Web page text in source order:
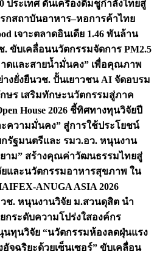
ประเทศ ดันเครื่องดื่มชูกำลังไทยสู่
กสถาบันอาหาร–หอการค้าไทย
เจาะตลาดอินเดีย 1.46 พันล้าน
ขับเคลื่อนนวัตกรรมจัดการ PM2.5
ดและสายน้ำมั่นคง” เพื่อคุณภาพ
งยั่งยืนวช. ปั้นเยาวชน AI จัดอบรม
ษร เสริมทักษะนวัตกรรมสู่ภาค
House 2026 ชี้ทิศทางทุนวิจัยปี
ความมั่นคง” สู่การใช้ประโยชน์
กรัฐมนตรีและ รมว.อว. หนุนงาน
าม” สร้างคุณค่าวัฒนธรรมไทยสู่
และนวัตกรรมอาหารสุขภาพ ใน
ANUGA ASIA 2026
วช. หนุนงานวิจัย ม.สวนดุสิต นำ
กระดับความโปร่งใสองค์กร
นทุนวิจัย “นวัตกรรมห้องลดฝุ่นแรง
จฉริยะด้วยเซ็นเซอร์” ขับเคลื่อน